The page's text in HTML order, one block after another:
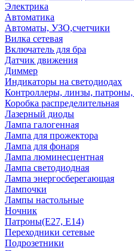
Электрика
Автоматика
Автоматы, УЗО,счетчики
Вилка сетевая
Включатель для бра
Датчик движения
Диммер
Индикаторы на светодиодах
Контроллеры, линзы,
Коробка распределительная
Лазерный диоды
Лампа галогенная
Лампа для прожектора
Лампа для фонаря
Лампа люминесцентная
Лампа светодиодная
Лампа энергосберегающая
Лампочки
Лампы настольные
Ночник
Патроны(Е27, Е14)
Переходники сетевые
Подрозетники